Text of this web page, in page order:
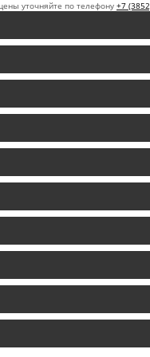
уточняйте по телефону +7